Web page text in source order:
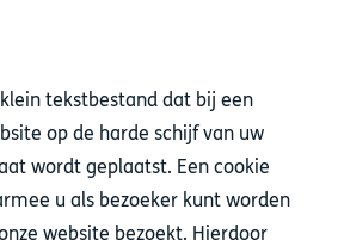
tekstbestand dat bij een
op de harde schijf van uw
wordt geplaatst. Een cookie
u als bezoeker kunt worden
website bezoekt. Hierdoor